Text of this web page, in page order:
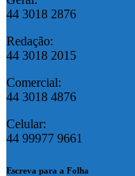
44 3018 2876
Redação:
44 3018 2015
Comercial:
44 3018 4876
Celular:
44 99977 9661
Escreva para a Folha